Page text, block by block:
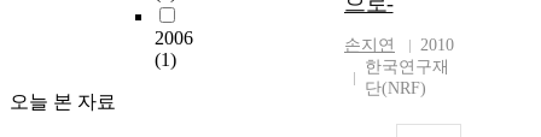
2006
(1)
오늘 본 자료
손지연
2010
한국연구재
단(NRF)